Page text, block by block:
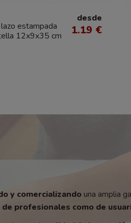
estampada
12x9x35 cm
desde
1.19 €
y comercializando una amplia
profesionales como de